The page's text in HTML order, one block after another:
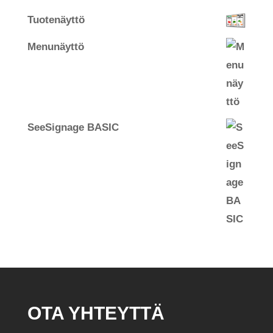
Tuotenäyttö
Menunäyttö
SeeSignage BASIC
OTA YHTEYTTÄ